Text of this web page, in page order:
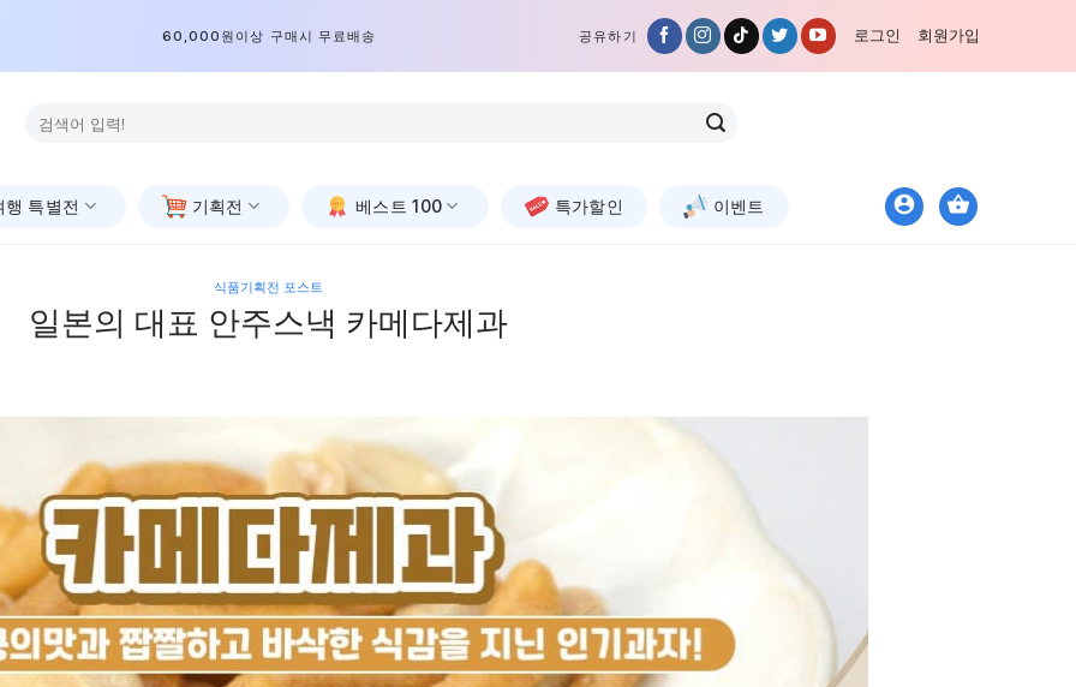
60,000원이상 구매시 무료배송 공유하기 로그인 회원가입
색:
행 특별전 기획전 베스트 100 특가할인 이벤트
식품기획전 포스트
일본의 대표 안주스낵 카메다제과